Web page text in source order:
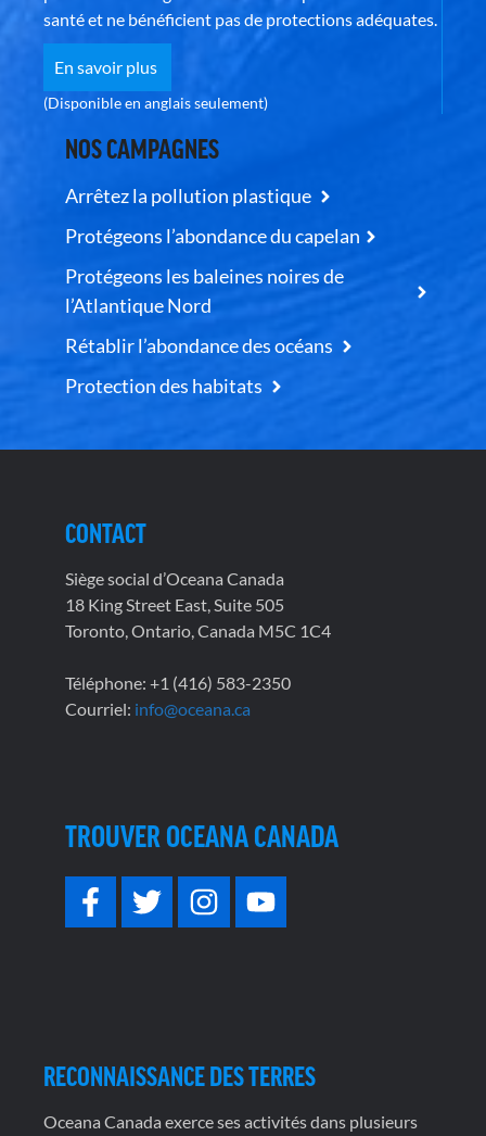
santé et ne bénéficient pas de protections adéquates.
En savoir plus
(Disponible en anglais seulement)
NOS CAMPAGNES
Arrêtez la pollution plastique
Protégeons l’abondance du capelan
Protégeons les baleines noires de
l’Atlantique Nord
Rétablir l’abondance des océans
Protection des habitats
CONTACT
Siège social d’Oceana Canada
18 King Street East, Suite 505
Toronto, Ontario, Canada M5C 1C4
Téléphone: +1 (416) 583-2350
Courriel: info@oceana.ca
TROUVER OCEANA CANADA
RECONNAISSANCE DES TERRES
Oceana Canada exerce ses activités dans plusieurs